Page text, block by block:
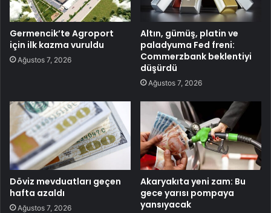
Germencik’te Agroport
için ilk kazma vuruldu
Ağustos 7, 2026
Altın, gümüş, platin ve
paladyuma Fed freni:
Commerzbank beklentiyi
düşürdü
Ağustos 7, 2026
Döviz mevduatları geçen
hafta azaldı
Ağustos 7, 2026
Akaryakıta yeni zam: Bu
gece yarısı pompaya
yansıyacak